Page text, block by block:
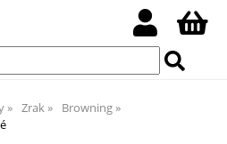
Zrak
Browning